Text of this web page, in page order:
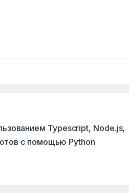
Typescript, Node.js,
с помощью Python